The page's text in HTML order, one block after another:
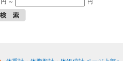
円 ～ 円